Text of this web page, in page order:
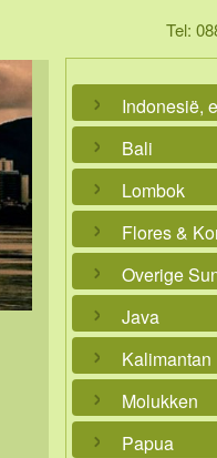
Tel:
Bali
Lombok
Flores &
Overige
Java
Kalimantan
Molukken
Papua